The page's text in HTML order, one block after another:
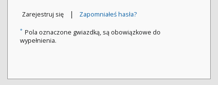
Zarejestruj się | Zapomniałeś hasła?
* Pola oznaczone gwiazdką, są obowiązkowe do
wypełnienia.